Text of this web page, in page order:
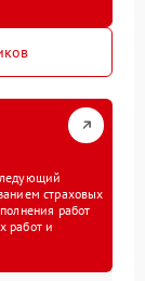
страховых
работ
работ и